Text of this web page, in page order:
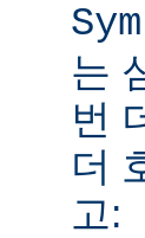
는
번
더
고: